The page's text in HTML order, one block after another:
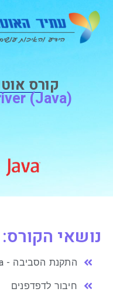
דילוג
לתוכן
קורס
(Java)
נושאי הקורס:
התקנת הסביבה - Java
חיבור לדפדפנים